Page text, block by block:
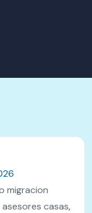
migracion
casas,